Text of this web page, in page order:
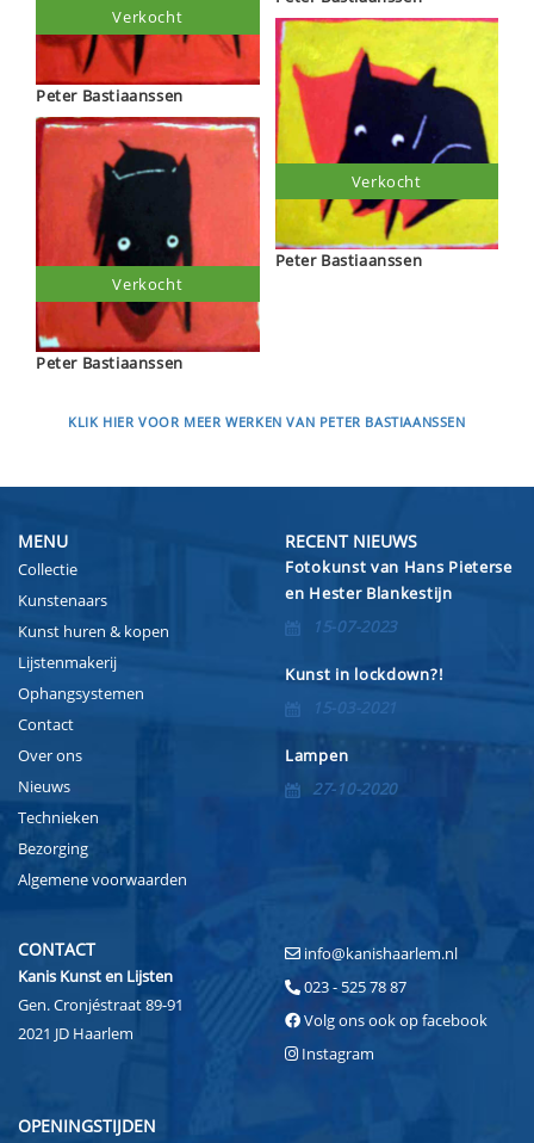
Peter Bastiaanssen
Verkocht
Peter Bastiaanssen
Verkocht
Peter Bastiaanssen
Verkocht
KLIK HIER VOOR MEER WERKEN VAN PETER BASTIAANSSEN
MENU
Collectie
Kunstenaars
Kunst huren & kopen
Lijstenmakerij
Ophangsystemen
Contact
Over ons
Nieuws
Technieken
Bezorging
Algemene voorwaarden
RECENT NIEUWS
Fotokunst van Hans Pieterse
en Hester Blankestijn
15-07-2023
Kunst in lockdown?!
15-03-2021
Lampen
27-10-2020
CONTACT
Kanis Kunst en Lijsten
Gen. Cronjéstraat 89-91
2021 JD Haarlem
info@kanishaarlem.nl
023 - 525 78 87
Volg ons ook op facebook
Instagram
OPENINGSTIJDEN